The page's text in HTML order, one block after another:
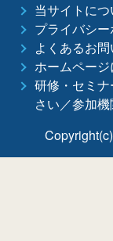
当サイトにつ
プライバシ
よくあるお
ホームペー
研修・セミ
さい／参加